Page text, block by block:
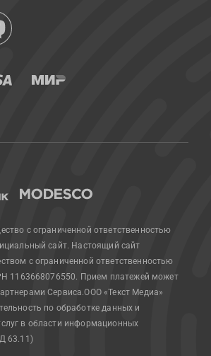
с ограниченной ответственностью
сайт. Настоящий сайт
с ограниченной ответственностью
1163668076550. Прием платежей может
Сервиса.ООО «Текст Медиа»
по обработке данных и
в области информационных
63.11)